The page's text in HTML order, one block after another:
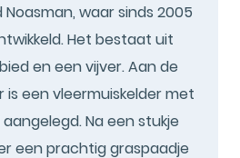
waar sinds 2005
Het bestaat uit
en een vijver. Aan de
een vleermuiskelder met
Na een stukje
een prachtig graspaadje